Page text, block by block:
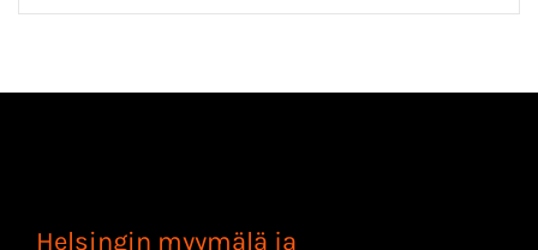
Helsingin myymälä ja